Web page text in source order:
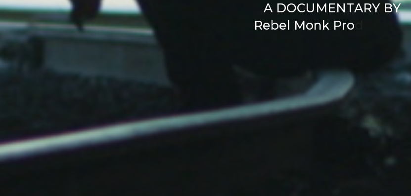
A DOCU MENTARY BY
Rebel Monk Pro ons